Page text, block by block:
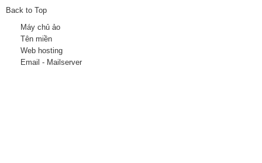
Back to Top
Máy chủ ảo
Tên miền
Web hosting
Email - Mailserver